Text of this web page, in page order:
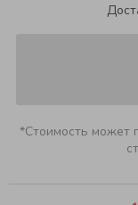
*Стоимость может